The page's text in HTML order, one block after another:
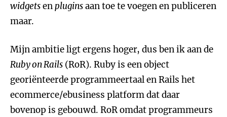
widgetsenpluginsaan toe te voegen en publiceren
maar.
Mijn ambitie ligt ergens hoger, dus ben ik aan de
Ruby on Rails (RoR). Ruby is een object
georiënteerde programmeertaal en Rails het
ecommerce/ebusiness platform dat daar
bovenop is gebouwd. RoR omdat programmeurs